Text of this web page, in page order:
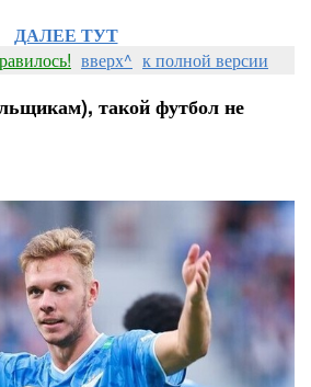
ДАЛЕЕ ТУТ
вверх^ к полной версии
такой футбол не